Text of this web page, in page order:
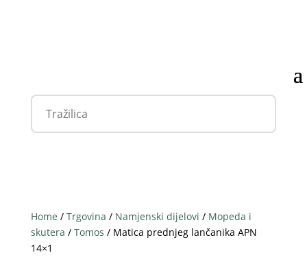
Home / Trgovina / Namjenski dijelovi / Mopeda i
skutera / Tomos / Matica prednjeg lančanika APN
14×1